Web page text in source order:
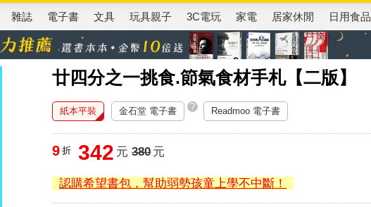
馬斯克 玩具總動員5 超慢跑
雜誌 電子書 文具 玩具親子 3C電玩 家電 居家休閒 日用食品
廿四分之一挑食.節氣食材手札【二版】
紙本平裝 金石堂 電子書 ? Readmoo 電子書
9 折 342 元 380元
認購希望書包，幫助弱勢孩童上學不中斷！